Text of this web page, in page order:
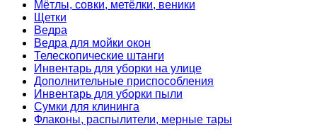
Мётлы, совки, метёлки, веники
Щетки
Ведра
Ведра для мойки окон
Телескопические штанги
Инвентарь для уборки на улице
Дополнительные приспособления
Инвентарь для уборки пыли
Сумки для клининга
Флаконы, распылители, мерные тары